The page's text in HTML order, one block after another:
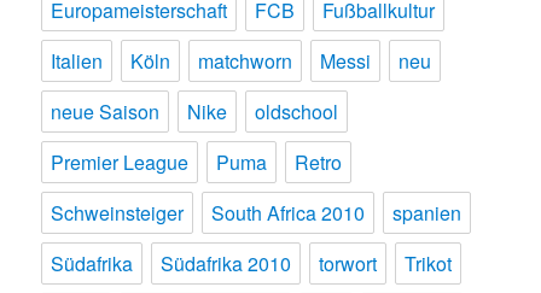
Europameisterschaft FCB
Fußballkultur
Italien
Köln matchworn Messi
neu
neue Saison
Nike
oldschool
Premier League
Puma
Retro
Schweinsteiger
South Africa 2010
spanien
Südafrika
Südafrika 2010 torwort
Trikot